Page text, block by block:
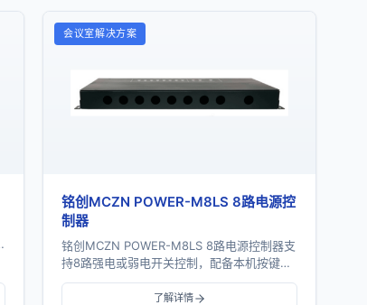
会议室解决方案
铭创MCZN POWER-M8LS 8路电源控
制器
铭创MCZN POWER-M8LS 8路电源控制器支
持8路强电或弱电开关控制，配备本机按键控
制、外部IO控制、RS232串口控制、RS485
总线控制及TCP/I...了解详情